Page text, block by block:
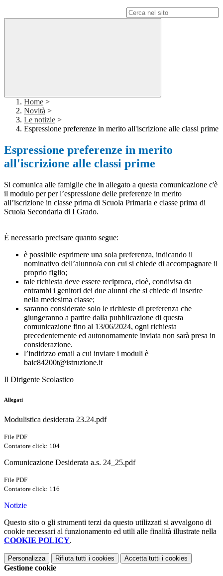
Home >
Novità >
Le notizie >
Espressione preferenze in merito all'iscrizione alle classi prime
Espressione preferenze in merito
all'iscrizione alle classi prime
Si comunica alle famiglie che in allegato a questa comunicazione c'è
il modulo per per l’espressione delle preferenze in merito
all’iscrizione in classe prima di Scuola Primaria e classe prima di
Scuola Secondaria di I Grado.
È necessario precisare quanto segue:
è possibile esprimere una sola preferenza, indicando il
nominativo dell’alunno/a con cui si chiede di accompagnare il
proprio figlio;
tale richiesta deve essere reciproca, cioè, condivisa da
entrambi i genitori dei due alunni che si chiede di inserire
nella medesima classe;
saranno considerate solo le richieste di preferenza che
giungeranno a partire dalla pubblicazione di questa
comunicazione fino al 13/06/2024, ogni richiesta
precedentemente ed autonomamente inviata non sarà presa in
considerazione.
l’indirizzo email a cui inviare i moduli è
baic84200t@istruzione.it
Il Dirigente Scolastico
Allegati
Modulistica desiderata 23.24.pdf
File PDF
Contatore click: 104
Comunicazione Desiderata a.s. 24_25.pdf
File PDF
Contatore click: 116
Notizie
Questo sito o gli strumenti terzi da questo utilizzati si avvalgono di
cookie necessari al funzionamento ed utili alle finalità illustrate nella
COOKIE POLICY.
Personalizza Rifiuta tutti i cookies Accetta tutti i cookies
Gestione cookie